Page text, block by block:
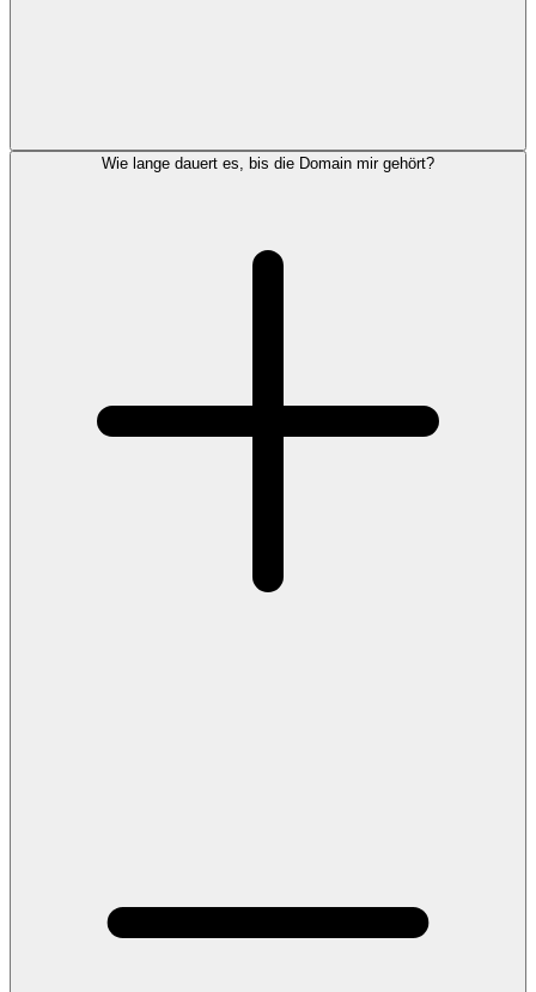
Wie lange dauert es, bis die Domain mir gehört?